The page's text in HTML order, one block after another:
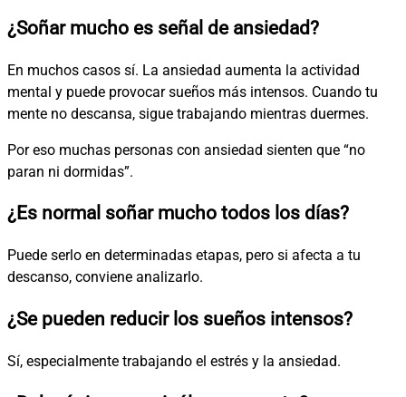
¿Soñar mucho es señal de ansiedad?
En muchos casos sí. La ansiedad aumenta la actividad
mental y puede provocar sueños más intensos. Cuando tu
mente no descansa, sigue trabajando mientras duermes.
Por eso muchas personas con ansiedad sienten que “no
paran ni dormidas”.
¿Es normal soñar mucho todos los días?
Puede serlo en determinadas etapas, pero si afecta a tu
descanso, conviene analizarlo.
¿Se pueden reducir los sueños intensos?
Sí, especialmente trabajando el estrés y la ansiedad.